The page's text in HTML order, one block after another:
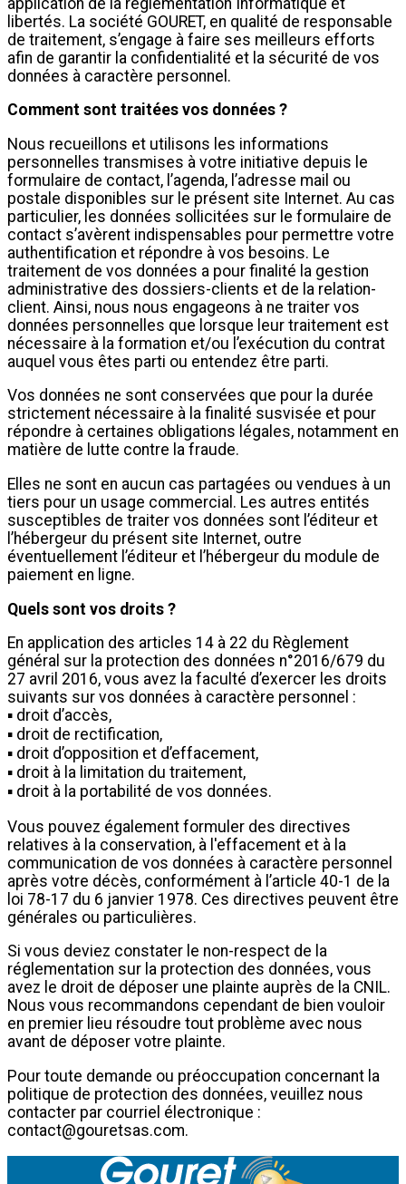
libertés. La société GOURET, en qualité de responsable
de traitement, s’engage à faire ses meilleurs efforts
afin de garantir la confidentialité et la sécurité de vos
données à caractère personnel.
Comment sont traitées vos données ?
Nous recueillons et utilisons les informations
personnelles transmises à votre initiative depuis le
formulaire de contact, l’agenda, l’adresse mail ou
postale disponibles sur le présent site Internet. Au cas
particulier, les données sollicitées sur le formulaire de
contact s’avèrent indispensables pour permettre votre
authentification et répondre à vos besoins. Le
traitement de vos données a pour finalité la gestion
administrative des dossiers-clients et de la relation-
client. Ainsi, nous nous engageons à ne traiter vos
données personnelles que lorsque leur traitement est
nécessaire à la formation et/ou l’exécution du contrat
auquel vous êtes parti ou entendez être parti.
Vos données ne sont conservées que pour la durée
strictement nécessaire à la finalité susvisée et pour
répondre à certaines obligations légales, notamment en
matière de lutte contre la fraude.
Elles ne sont en aucun cas partagées ou vendues à un
tiers pour un usage commercial. Les autres entités
susceptibles de traiter vos données sont l’éditeur et
l’hébergeur du présent site Internet, outre
éventuellement l’éditeur et l’hébergeur du module de
paiement en ligne.
Quels sont vos droits ?
En application des articles 14 à 22 du Règlement
général sur la protection des données n°2016/679 du
27 avril 2016, vous avez la faculté d’exercer les droits
suivants sur vos données à caractère personnel :
▪ droit d’accès,
▪ droit de rectification,
▪ droit d’opposition et d’effacement,
▪ droit à la limitation du traitement,
▪ droit à la portabilité de vos données.
Vous pouvez également formuler des directives
relatives à la conservation, à l'effacement et à la
communication de vos données à caractère personnel
après votre décès, conformément à l’article 40-1 de la
loi 78-17 du 6 janvier 1978. Ces directives peuvent être
générales ou particulières.
Si vous deviez constater le non-respect de la
réglementation sur la protection des données, vous
avez le droit de déposer une plainte auprès de la CNIL.
Nous vous recommandons cependant de bien vouloir
en premier lieu résoudre tout problème avec nous
avant de déposer votre plainte.
Pour toute demande ou préoccupation concernant la
politique de protection des données, veuillez nous
contacter par courriel électronique :
contact@gouretsas.com.